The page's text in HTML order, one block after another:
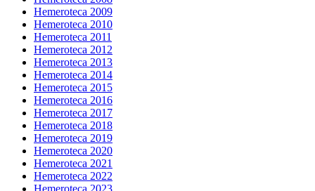
Hemeroteca 2009
Hemeroteca 2010
Hemeroteca 2011
Hemeroteca 2012
Hemeroteca 2013
Hemeroteca 2014
Hemeroteca 2015
Hemeroteca 2016
Hemeroteca 2017
Hemeroteca 2018
Hemeroteca 2019
Hemeroteca 2020
Hemeroteca 2021
Hemeroteca 2022
Hemeroteca 2023